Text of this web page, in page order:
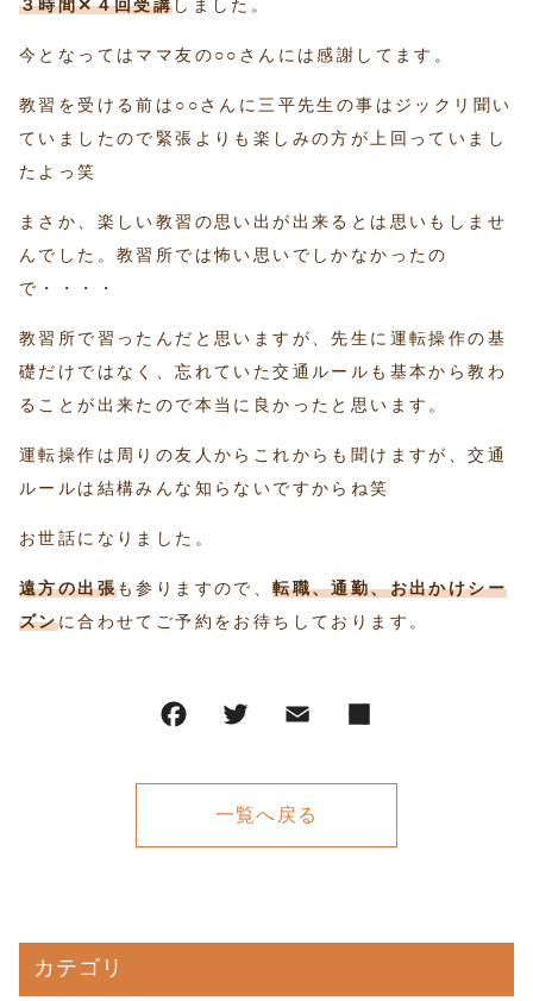
３時間✕４回受講しました。
今となってはママ友の○○さんには感謝してます。
教習を受ける前は○○さんに三平先生の事はジックリ聞い
ていましたので緊張よりも楽しみの方が上回っていまし
たよっ笑
まさか、楽しい教習の思い出が出来るとは思いもしませ
んでした。教習所では怖い思いでしかなかったの
で・・・・
教習所で習ったんだと思いますが、先生に運転操作の基
礎だけではなく、忘れていた交通ルールも基本から教わ
ることが出来たので本当に良かったと思います。
運転操作は周りの友人からこれからも聞けますが、交通
ルールは結構みんな知らないですからね笑
お世話になりました。
遠方の出張も参りますので、転職、通勤、お出かけシー
ズンに合わせてご予約をお待ちしております。
一覧へ戻る
カテゴリ